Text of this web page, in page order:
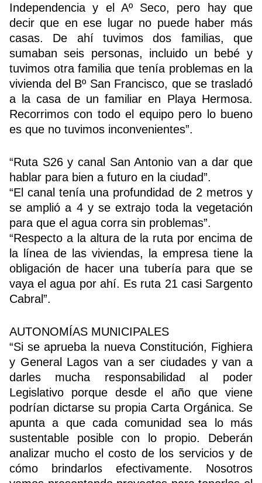
Independencia y el Aº Seco, pero hay que
decir que en ese lugar no puede haber más
casas. De ahí tuvimos dos familias, que
sumaban seis personas, incluido un bebé y
tuvimos otra familia que tenía problemas en la
vivienda del Bº San Francisco, que se trasladó
a la casa de un familiar en Playa Hermosa.
Recorrimos con todo el equipo pero lo bueno
es que no tuvimos inconvenientes”.
“Ruta S26 y canal San Antonio van a dar que
hablar para bien a futuro en la ciudad”.
“El canal tenía una profundidad de 2 metros y
se amplió a 4 y se extrajo toda la vegetación
para que el agua corra sin problemas”.
“Respecto a la altura de la ruta por encima de
la línea de las viviendas, la empresa tiene la
obligación de hacer una tubería para que se
vaya el agua por ahí. Es ruta 21 casi Sargento
Cabral”.
AUTONOMÍAS MUNICIPALES
“Si se aprueba la nueva Constitución, Fighiera
y General Lagos van a ser ciudades y van a
darles mucha responsabilidad al poder
Legislativo porque desde el año que viene
podrían dictarse su propia Carta Orgánica. Se
apunta a que cada comunidad sea lo más
sustentable posible con lo propio. Deberán
analizar mucho el costo de los servicios y de
cómo brindarlos efectivamente. Nosotros